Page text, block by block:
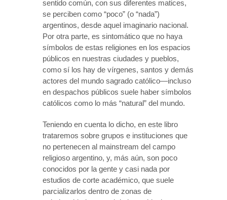
sentido común, con sus diferentes matices,
se perciben como “poco” (o “nada”)
argentinos, desde aquel imaginario nacional.
Por otra parte, es sintomático que no haya
símbolos de estas religiones en los espacios
públicos en nuestras ciudades y pueblos,
como sí los hay de vírgenes, santos y demás
actores del mundo sagrado católico—incluso
en despachos públicos suele haber símbolos
católicos como lo más “natural” del mundo.
Teniendo en cuenta lo dicho, en este libro
trataremos sobre grupos e instituciones que
no pertenecen al mainstream del campo
religioso argentino, y, más aún, son poco
conocidos por la gente y casi nada por
estudios de corte académico, que suele
parcializarlos dentro de zonas de